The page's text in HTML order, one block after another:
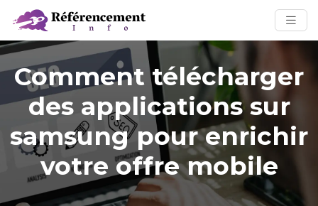
Comment télécharger
des applications sur
samsung pour enrichir
votre offre mobile